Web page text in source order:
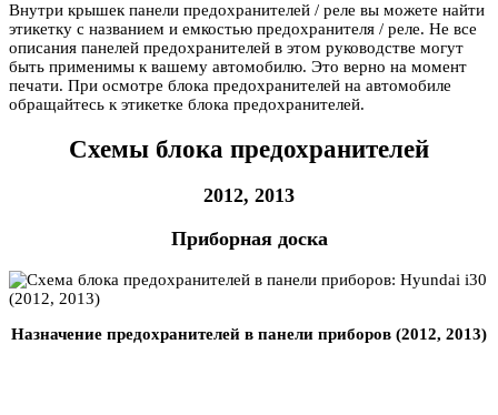
Внутри крышек панели предохранителей / реле вы можете найти
этикетку с названием и емкостью предохранителя / реле. Не все
описания панелей предохранителей в этом руководстве могут
быть применимы к вашему автомобилю. Это верно на момент
печати. При осмотре блока предохранителей на автомобиле
обращайтесь к этикетке блока предохранителей.
Схемы блока предохранителей
2012, 2013
Приборная доска
Назначение предохранителей в панели приборов (2012, 2013)